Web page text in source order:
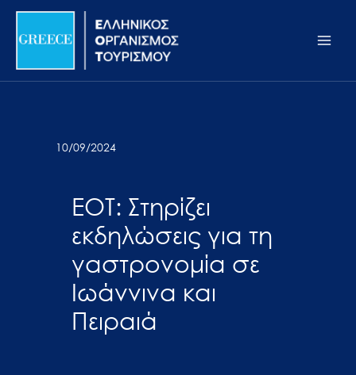
Σημείωση:
ιστότοπος
προσβασιμότητας.
Μετάβαση
περιεχόμενο
10/09/2024
ΕΟΤ: Στηρίζει
εκδηλώσεις για τη
γαστρονομία σε
Ιωάννινα και
Πειραιά